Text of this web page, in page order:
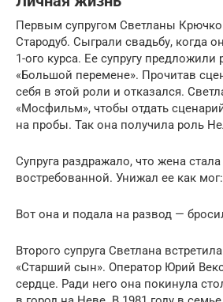
Первым супругом Светланы
Стародуб. Сыграли свадьбу, когда
1-ого курса. Ее супругу предложили
«Большой перемене». Прочитав
себя в этой роли и отказался.
«Мосфильм», чтобы отдать
на пробы. Так она получила роль
Супруга раздражало, что жена
востребованной. Унижал ее как мог:
Вот она и подала на развод —
Второго супруга Светлана
«Старший сын». Оператор Юрий
сердце. Ради него она покинула